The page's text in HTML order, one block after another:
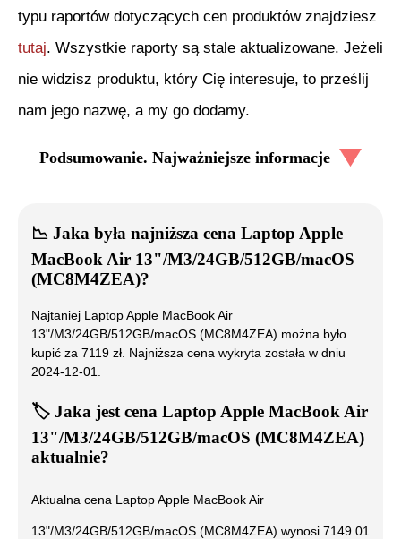
typu raportów dotyczących cen produktów znajdziesz
tutaj. Wszystkie raporty są stale aktualizowane. Jeżeli
nie widzisz produktu, który Cię interesuje, to prześlij
nam jego nazwę, a my go dodamy.
Podsumowanie. Najważniejsze informacje
📉 Jaka była najniższa cena Laptop Apple
MacBook Air 13"/M3/24GB/512GB/macOS
(MC8M4ZEA)?
Najtaniej Laptop Apple MacBook Air
13"/M3/24GB/512GB/macOS (MC8M4ZEA) można było
kupić za 7119 zł. Najniższa cena wykryta została w dniu
2024-12-01
🏷️ Jaka jest cena Laptop Apple MacBook Air
13"/M3/24GB/512GB/macOS (MC8M4ZEA)
aktualnie?
Aktualna cena Laptop Apple MacBook Air
13"/M3/24GB/512GB/macOS (MC8M4ZEA) wynosi 7149.01